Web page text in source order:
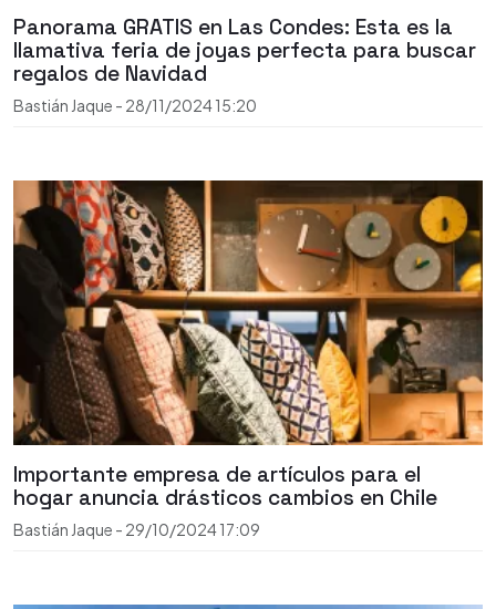
Panorama GRATIS en Las Condes: Esta es la
llamativa feria de joyas perfecta para buscar
regalos de Navidad
Bastián Jaque - 28/11/202415:20
Importante empresa de artículos para el
hogar anuncia drásticos cambios en Chile
Bastián Jaque - 29/10/202417:09